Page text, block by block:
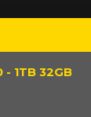
1TB 32GB